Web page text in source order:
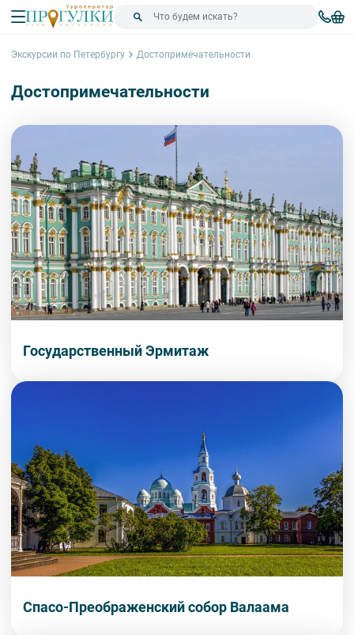
Экскурсии по Петербургу Достопримечательности
Достопримечательности
Государственный Эрмитаж
Спасо-Преображенский собор Валаама